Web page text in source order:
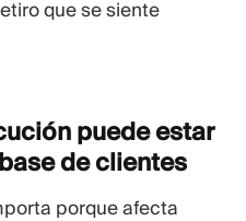
que se siente
puede estar
declientes
porque afecta